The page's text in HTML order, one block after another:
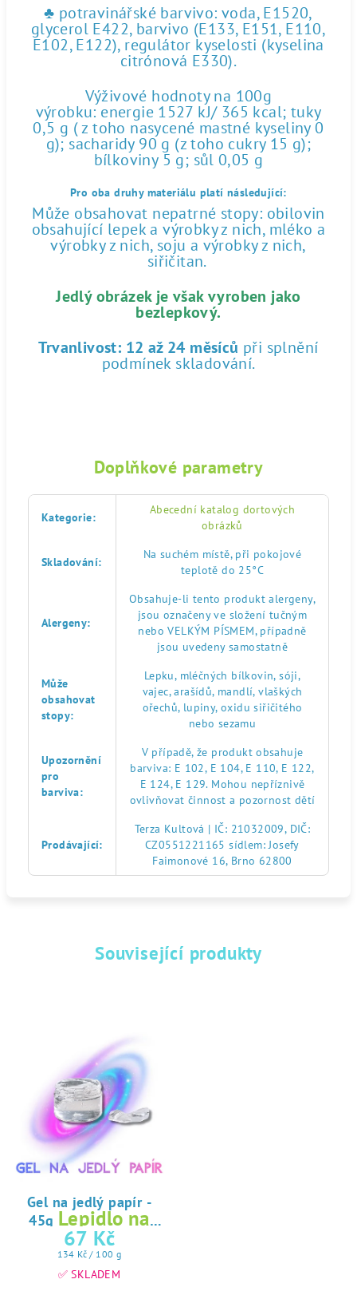
♣ potravinářské barvivo: voda, E1520,
glycerol E422, barvivo (E133, E151, E110,
E102, E122), regulátor kyselosti (kyselina
citrónová E330).
Výživové hodnoty na 100g
výrobku: energie 1527 kJ/ 365 kcal; tuky
0,5 g ( z toho nasycené mastné kyseliny 0
g); sacharidy 90 g (z toho cukry 15 g);
bílkoviny 5 g; sůl 0,05 g
Pro oba druhy materiálu platí následující:
Může obsahovat nepatrné stopy: obilovin
obsahující lepek a výrobky z nich, mléko a
výrobky z nich, soju a výrobky z nich,
siřičitan.
Jedlý obrázek je však vyroben jako
bezlepkový.
Trvanlivost: 12 až 24 měsíců při splnění
podmínek skladování.
Doplňkové parametry
Kategorie:
Abecední katalog dortových
obrázků
Skladování:
Na suchém místě, při pokojové
teplotě do 25°C
Alergeny:
Obsahuje-li tento produkt alergeny,
jsou označeny ve složení tučným
nebo VELKÝM PÍSMEM, případně
jsou uvedeny samostatně
Může
obsahovat
stopy:
Lepku, mléčných bílkovin, sóji,
vajec, arašídů, mandlí, vlaškých
ořechů, lupiny, oxidu siřičitého
nebo sezamu
Upozornění
pro
barviva:
V případě, že produkt obsahuje
barviva: E 102, E 104, E 110, E 122,
E 124, E 129. Mohou nepříznivě
ovlivňovat činnost a pozornost dětí
Prodávající:
Terza Kultová | IČ: 21032009, DIČ:
CZ0551221165 sídlem: Josefy
Faimonové 16, Brno 62800
Související produkty
Gel na jedlý papír -
45g Lepidlo na
jedlý papír
67 Kč
Měrná
cena:
134 Kč / 100 g
✅ SKLADEM